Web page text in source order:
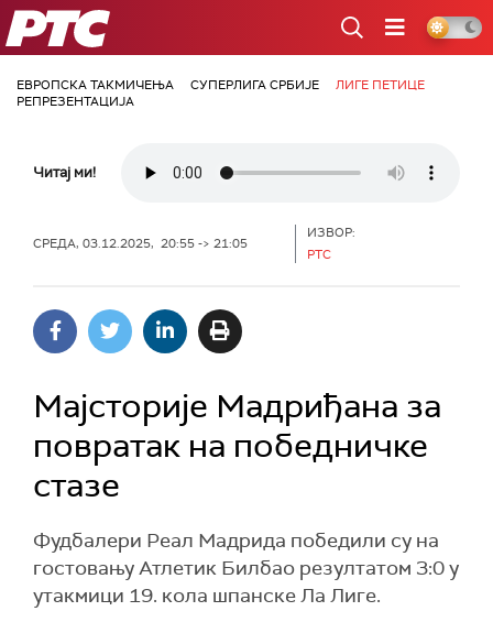
РТС
ЕВРОПСКА ТАКМИЧЕЊА СУПЕРЛИГА СРБИЈЕ
ЛИГЕ ПЕТИЦЕ
РЕПРЕЗЕНТАЦИЈА
Читај ми!
СРЕДА, 03.12.2025, 20:55 -> 21:05
ИЗВОР:
РТС
Мајсторије Мадриђана за
повратак на победничке
стазе
Фудбалери Реал Мадрида победили су на
гостовању Атлетик Билбао резултатом 3:0 у
утакмици 19. кола шпанске Ла Лиге.